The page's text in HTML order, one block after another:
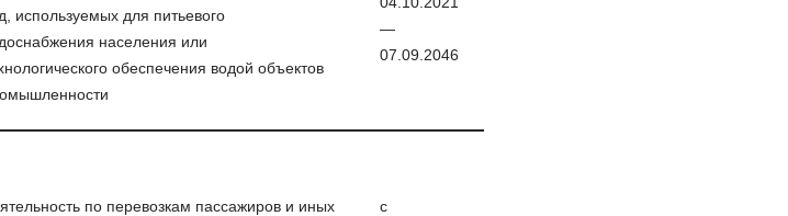
используемых для питьевого
населения или
обеспечения водой объектов
—
07.09.2046
по перевозкам пассажиров и иных
с